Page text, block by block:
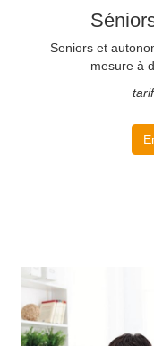
Seniors et
mesure à